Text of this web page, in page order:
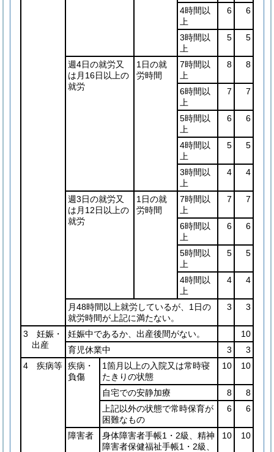
4時間以
上
6 6
3時間以
上
5 5
週4日の就労又
は月16日以上の
就労
1日の就
労時間
7時間以
上
8 8
6時間以
上
7 7
5時間以
上
6 6
4時間以
上
5 5
3時間以
上
4 4
週3日の就労又
は月12日以上の
就労
1日の就
労時間
7時間以
上
7 7
6時間以
上
6 6
5時間以
上
5 5
4時間以
上
4 4
月48時間以上就労しているが、1日の
就労時間が上記に満たない。
3 3
3 妊娠・
出産
妊娠中であるか、出産後間がない。
10
育児休業中
3
3
4 疾病等 疾病・
負傷
1箇月以上の入院又は常時寝
たきりの状態
10 10
自宅での安静加療 8
8
上記以外の状態で常時保育が
困難なもの
6 6
障害者
身体障害者手帳1・2級、精神
障害者保健福祉手帳1・2級、
10 10